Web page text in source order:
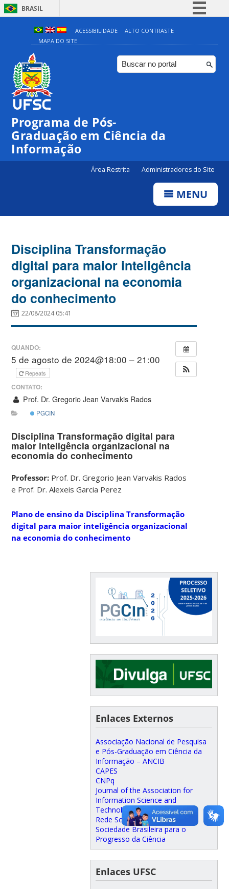
BRASIL
Simplifique!
Comunica BR
Participe
ACESSIBILIDADE
ALTO CONTRASTE
MAPA DO SITE
Programa de Pós-
Graduação em Ciência da
Informação
Área Restrita Administradores do Site
MENU
Disciplina Transformação
digital para maior inteligência
organizacional na economia
do conhecimento
22/08/2024 05:41
QUANDO:
5 de agosto de 2024@18:00 – 21:00
Repeats
CONTATO:
Prof. Dr. Gregorio Jean Varvakis Rados
PGCIN
DisciplinaTransformação digital para
maior inteligência organizacional na
economia do conhecimento
Professor: Prof. Dr. Gregorio Jean Varvakis Rados
e Prof. Dr. Alexeis Garcia Perez
Plano de ensino da Disciplina Transformação
digital para maior inteligência organizacional
na economia do conhecimento
Enlaces Externos
Associação Nacional de Pesquisa
e Pós-Graduação em Ciência da
Informação – ANCIB
CAPES
CNPq
Journal of the Association for
Information Science and
Technology
Rede SciELO
Sociedade Brasileira para o
Progresso da Ciência
Enlaces UFSC